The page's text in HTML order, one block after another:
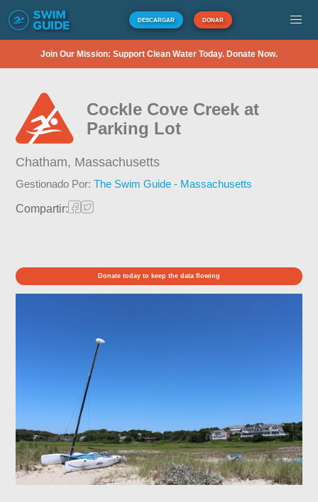
DESCARGAR DONAR
Join Our Mission: Support Clean Water Today. Donate Now.
Cockle Cove Creek at
Parking Lot
Chatham, Massachusetts
Gestionado Por:The Swim Guide - Massachusetts
Compartir:
Donate today to keep the data flowing